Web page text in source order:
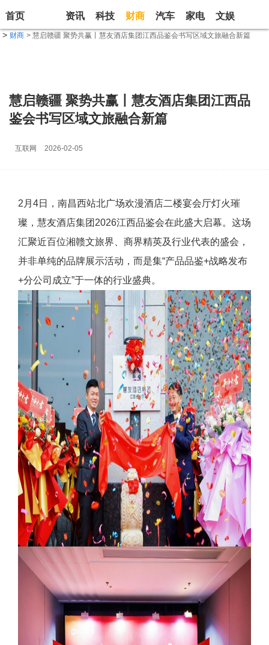
首页 资讯 科技 财商 汽车 家电 文娱
> 财商 > 慧启赣疆 聚势共赢丨慧友酒店集团江西品鉴会书写区域文旅融合新篇
慧启赣疆 聚势共赢丨慧友酒店集团江西品
鉴会书写区域文旅融合新篇
互联网 2026-02-05
2月4日，南昌西站北广场欢漫酒店二楼宴会厅灯火璀
璨，慧友酒店集团2026江西品鉴会在此盛大启幕。这场
汇聚近百位湘赣文旅界、商界精英及行业代表的盛会，
并非单纯的品牌展示活动，而是集“产品品鉴+战略发布
+分公司成立”于一体的行业盛典。